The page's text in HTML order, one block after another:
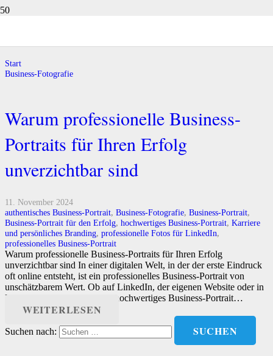
Start
Business-Fotografie
Warum professionelle Business-
Portraits für Ihren Erfolg
unverzichtbar sind
11. November 2024
authentisches Business-Portrait, Business-Fotografie, Business-Portrait,
Business-Portrait für den Erfolg, hochwertiges Business-Portrait, Karriere
und persönliches Branding, professionelle Fotos für LinkedIn,
professionelles Business-Portrait
Warum professionelle Business-Portraits für Ihren Erfolg
unverzichtbar sind In einer digitalen Welt, in der der erste Eindruck
oft online entsteht, ist ein professionelles Business-Portrait von
unschätzbarem Wert. Ob auf LinkedIn, der eigenen Website oder in
Marketing-Materialien – ein hochwertiges Business-Portrait…
WEITERLESEN
Suchen nach: